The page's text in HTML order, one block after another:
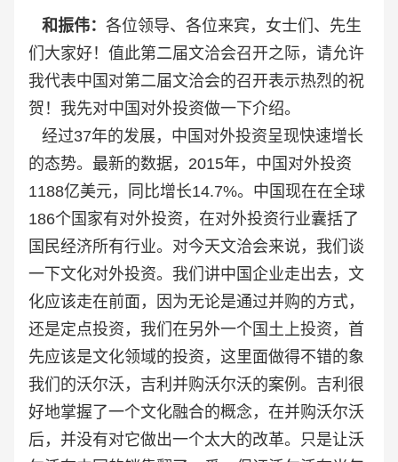
和振伟： 各位领导、各位来宾，女士们、先生
们大家好！值此第二届文洽会召开之际，请允许
我代表中国对第二届文洽会的召开表示热烈的祝
贺！我先对中国对外投资做一下介绍。
经过37年的发展，中国对外投资呈现快速增长
的态势。最新的数据，2015年，中国对外投资
1188亿美元，同比增长14.7%。中国现在在全球
186个国家有对外投资，在对外投资行业囊括了
国民经济所有行业。对今天文洽会来说，我们谈
一下文化对外投资。我们讲中国企业走出去，文
化应该走在前面，因为无论是通过并购的方式，
还是定点投资，我们在另外一个国土上投资，首
先应该是文化领域的投资，这里面做得不错的象
我们的沃尔沃，吉利并购沃尔沃的案例。吉利很
好地掌握了一个文化融合的概念，在并购沃尔沃
后，并没有对它做出一个太大的改革。只是让沃